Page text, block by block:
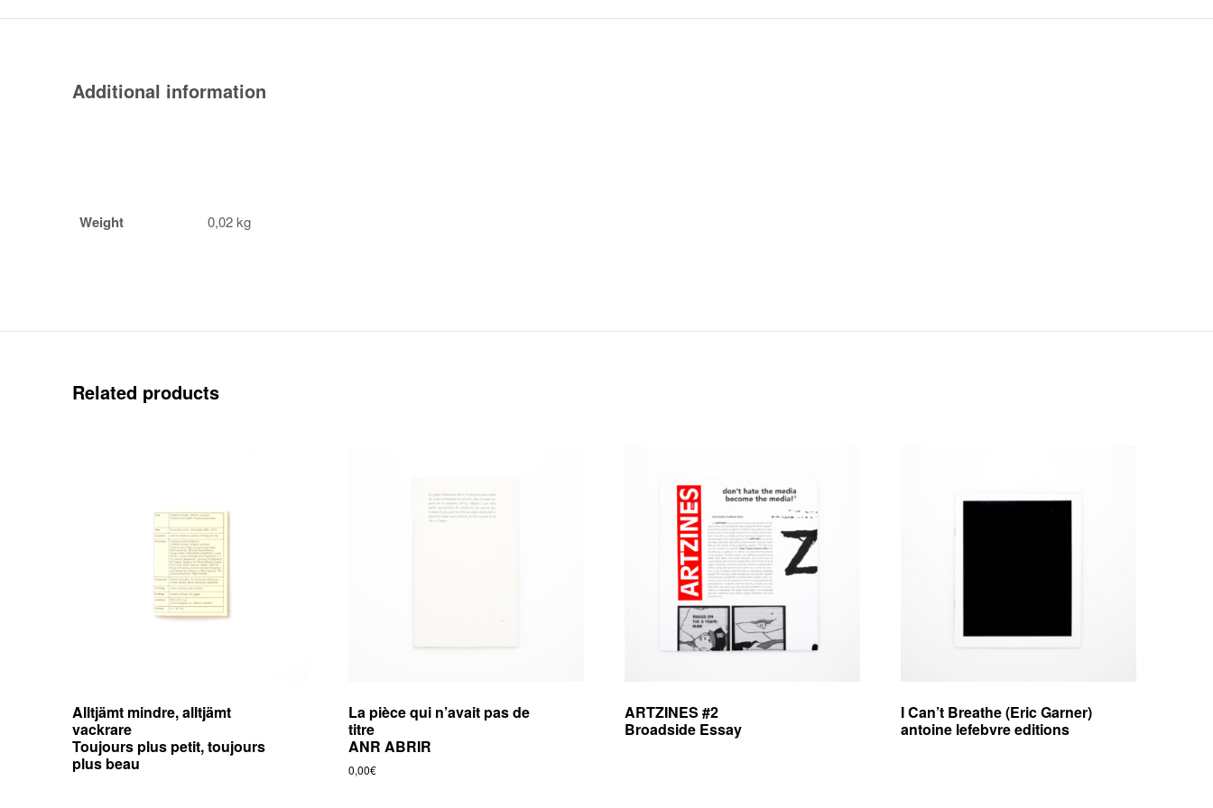
Additional information
Weight 0,02 kg
Related products
Alltjämt mindre, alltjämt
vackrare
Toujours plus petit, toujours
plus beau
La pièce qui n’avait pas de
titre
ANR ABRIR
0,00€
ARTZINES #2
Broadside Essay
I Can’t Breathe (Eric Garner)
antoine lefebvre editions